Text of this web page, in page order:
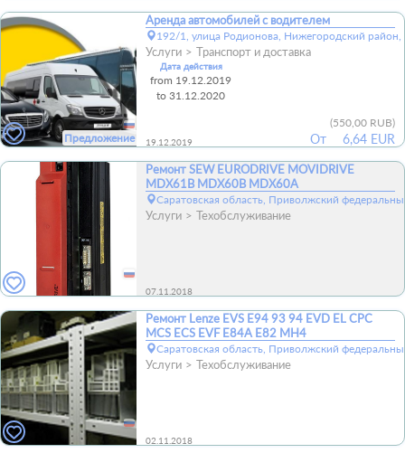
Предложение
Аренда автомобилей с водителем
192/1, улица Родионова, Нижегородский
Услуги Транспорт и доставка
Дата действия
from 19.12.2019
to 31.12.2020
19.12.2019 От
(550,00 RUB)
6,64 EUR
Ремонт SEW EURODRIVE MOVIDRIVE
MDX61B MDX60B MDX60A
Саратовская область, Приволжский
Услуги Техобслуживание
07.11.2018
Ремонт Lenze EVS E94 93 94 EVD EL CPC
MCS ECS EVF E84A E82 MH4
Саратовская область, Приволжский
Услуги Техобслуживание
02.11.2018